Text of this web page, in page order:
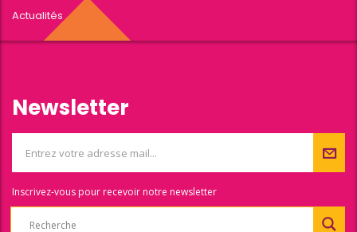
Actualités
Newsletter
Inscrivez-vous pour recevoir notre newsletter